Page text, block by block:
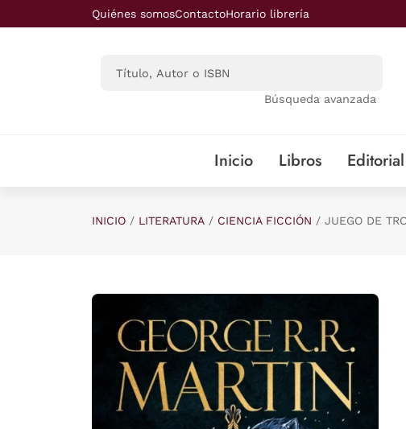
Saltar al contenido principal
Quiénes somosContactoHorario librería
Búsqueda avanzada
Inicio Libros Editorial
INICIO LITERATURA CIENCIA FICCIÓN JUEGO DE